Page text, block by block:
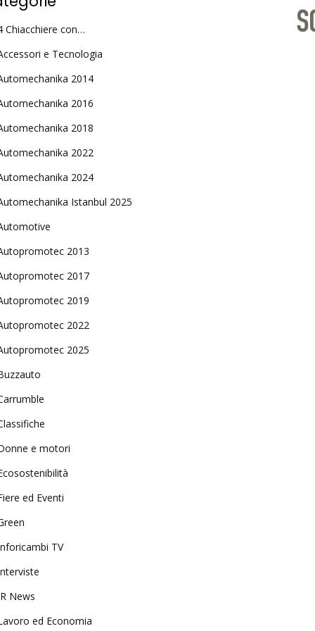
Chiacchiere con…
e Tecnologia
2014
2016
2018
2022
2024
Istanbul 2025
2013
2017
2019
2022
2025
e motori
ed Eventi
TV
News
ed Economia